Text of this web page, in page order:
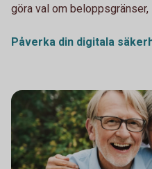
göra val om
Påverka din digitala